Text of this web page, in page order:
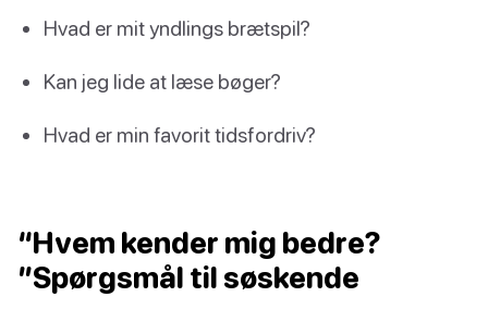
Hvad er mit yndlings brætspil?
Kan jeg lide at læse bøger?
Hvad er min favorit tidsfordriv?
“Hvem kender mig bedre?
”Spørgsmål til søskende